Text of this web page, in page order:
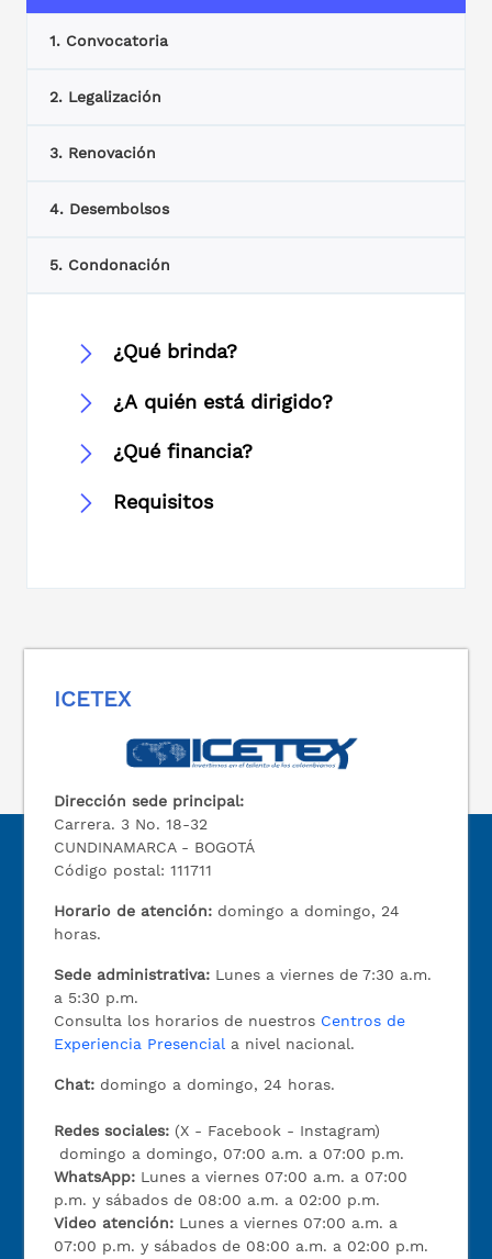
¿Qué brinda?
¿A quién está dirigido?
¿Qué financia?
Requisitos
1. Convocatoria
2. Legalización
3. Renovación
4. Desembolsos
5. Condonación
ICETEX
Dirección sede principal:
Carrera. 3 No. 18-32
CUNDINAMARCA - BOGOTÁ
Código postal: 111711
Horario de atención: domingo a domingo, 24
horas.
Sede administrativa: Lunes a viernes de 7:30 a.m.
a 5:30 p.m.
Consulta los horarios de nuestros Centros de
Experiencia Presencial a nivel nacional.
Chat: domingo a domingo, 24 horas.
Redes sociales: (X - Facebook - Instagram)
domingo a domingo, 07:00 a.m. a 07:00 p.m.
WhatsApp: Lunes a viernes 07:00 a.m. a 07:00
p.m. y sábados de 08:00 a.m. a 02:00 p.m.
Video atención: Lunes a viernes 07:00 a.m. a
07:00 p.m. y sábados de 08:00 a.m. a 02:00 p.m.